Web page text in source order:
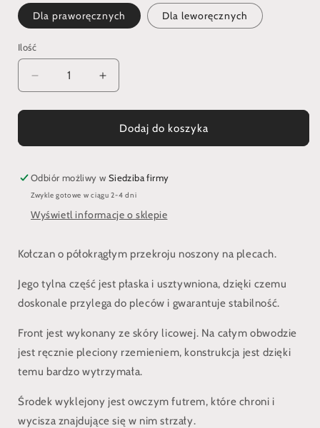
Dla praworęcznych Dla leworęcznych
Ilość
Zmniejsz
ilość
dla
rzemieniem
&quot;Flora&quot;
Zwiększ
ilość
dla
Kołczan
rzemieniem
&quot;Flora&quot;
Dodaj do koszyka
Odbiór możliwy w Siedziba firmy
Zwykle gotowe w ciągu 2-4 dni
Wyświetl informacje o sklepie
Kołczan o półokrągłym przekroju noszony na plecach.
Jego tylna część jest płaska i usztywniona, dzięki czemu
doskonale przylega do pleców i gwarantuje stabilność.
Front jest wykonany ze skóry licowej. Na całym obwodzie
jest ręcznie pleciony rzemieniem, konstrukcja jest dzięki
temu bardzo wytrzymała.
Środek wyklejony jest owczym futrem, które chroni i
wycisza znajdujące się w nim strzały.